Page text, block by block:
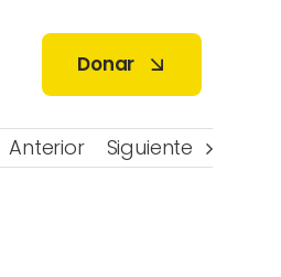
Donar
Anterior Siguiente